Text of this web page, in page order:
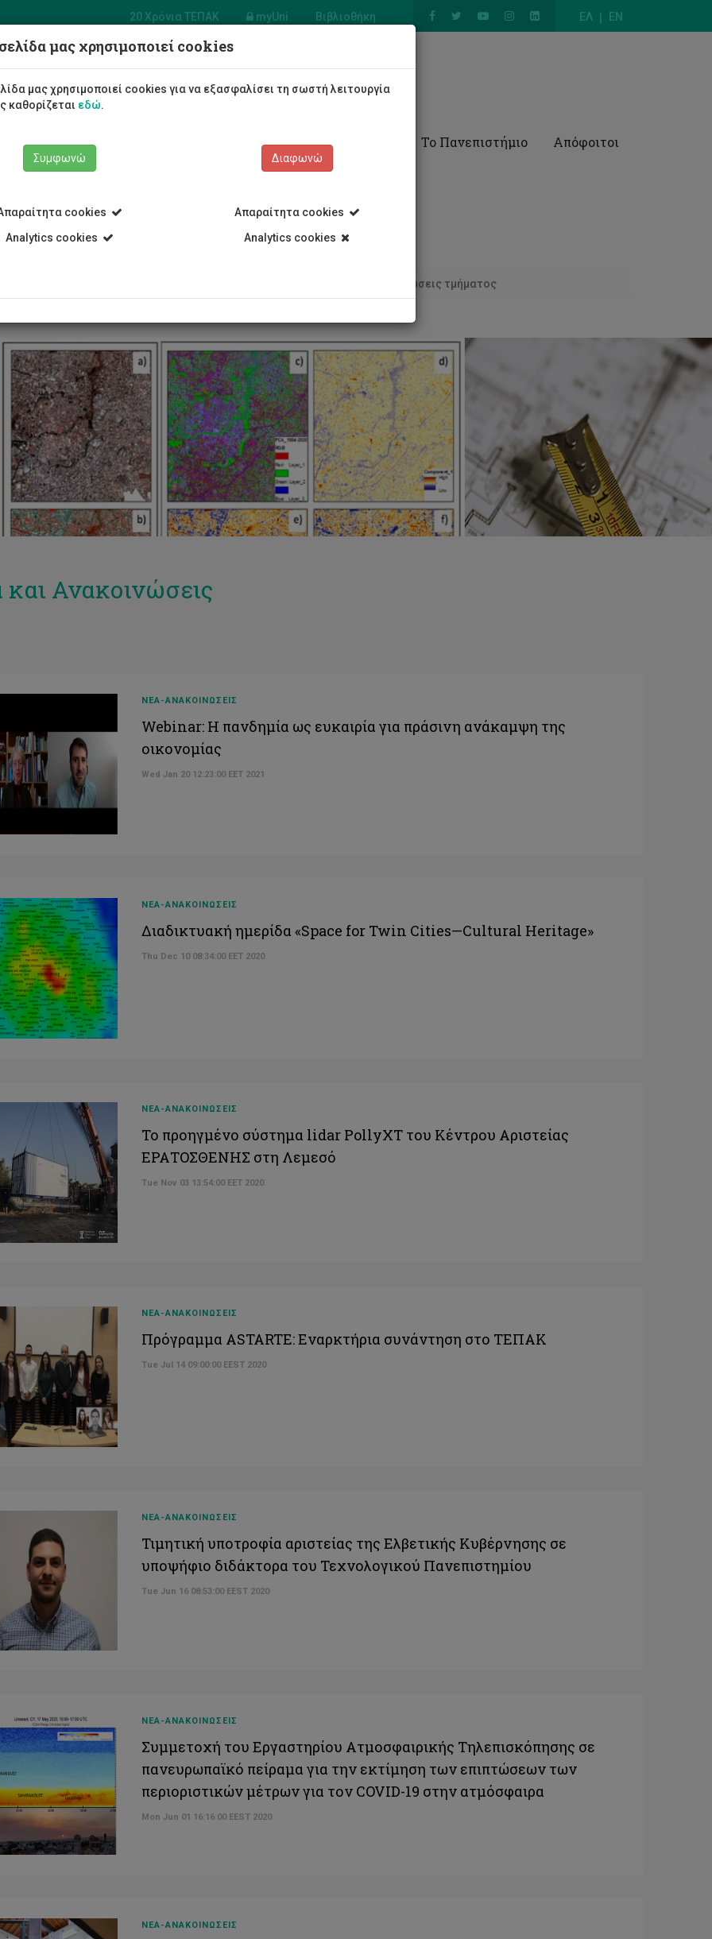
ΕΛ EN
20 Χρόνια ΤΕΠΑΚ myUni Βιβλιοθήκη
Πολιτικών
και Μηχανικών
Σπουδές Το Πανεπιστήμιο Απόφοιτοι
Ανακοινώσεις τμήματος
Ανακοινώσεις
ΝΕΑ-ΑΝΑΚΟΙΝΩΣΕΙΣ
Webinar: Η πανδημία ως ευκαιρία για πράσινη ανάκαμψη της
οικονομίας
Wed Jan 20 12:23:00 EET 2021
ΝΕΑ-ΑΝΑΚΟΙΝΩΣΕΙΣ
Διαδικτυακή ημερίδα «Space for Twin Cities—Cultural Heritage»
Thu Dec 10 08:34:00 EET 2020
ΝΕΑ-ΑΝΑΚΟΙΝΩΣΕΙΣ
Το προηγμένο σύστημα lidar PollyXT του Κέντρου Αριστείας
ΕΡΑΤΟΣΘΕΝΗΣ στη Λεμεσό
Tue Nov 03 13:54:00 EET 2020
ΝΕΑ-ΑΝΑΚΟΙΝΩΣΕΙΣ
Πρόγραμμα ASTARTE: Εναρκτήρια συνάντηση στο ΤΕΠΑΚ
Tue Jul 14 09:00:00 EEST 2020
ΝΕΑ-ΑΝΑΚΟΙΝΩΣΕΙΣ
Τιμητική υποτροφία αριστείας της Ελβετικής Κυβέρνησης σε
υποψήφιο διδάκτορα του Τεχνολογικού Πανεπιστημίου
Tue Jun 16 08:53:00 EEST 2020
ΝΕΑ-ΑΝΑΚΟΙΝΩΣΕΙΣ
Συμμετοχή του Εργαστηρίου Ατμοσφαιρικής Τηλεπισκόπησης σε
πανευρωπαϊκό πείραμα για την εκτίμηση των επιπτώσεων των
περιοριστικών μέτρων για τον COVID-19 στην ατμόσφαιρα
Mon Jun 01 16:16:00 EEST 2020
ΝΕΑ-ΑΝΑΚΟΙΝΩΣΕΙΣ
μας χρησιμοποιεί cookies
μας χρησιμοποιεί cookies για να εξασφαλίσει τη σωστή λειτουργία
καθορίζεται εδώ.
Συμφωνώ
cookies
Analytics cookies
Διαφωνώ
Απαραίτητα cookies
Analytics cookies